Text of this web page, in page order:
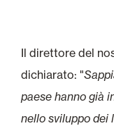
Il direttore del
dichiarato: "
paese hanno già
nello sviluppo dei